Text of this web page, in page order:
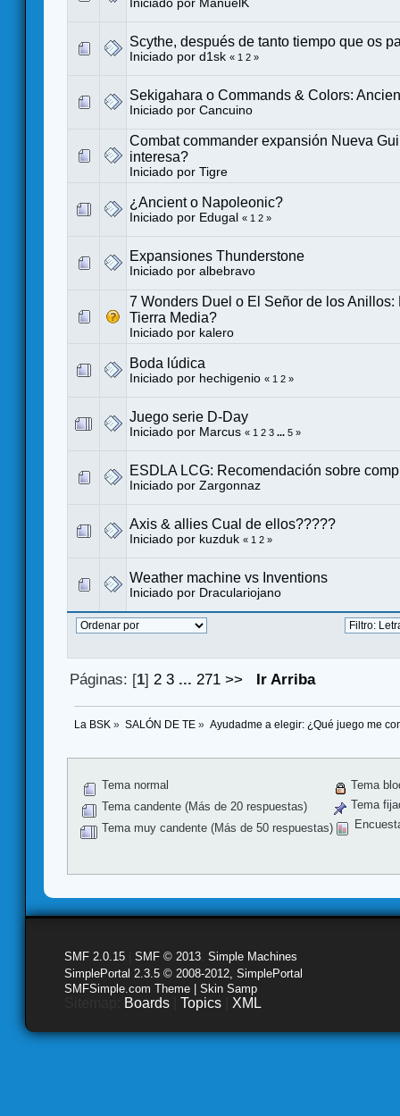
Iniciado por ManuelK
Scythe, después de tanto tiempo que os
Iniciado por d1sk « 1 2 »
Sekigahara o Commands & Colors:
Iniciado por Cancuino
Combat commander expansión Nueva
interesa?
Iniciado por Tigre
¿Ancient o Napoleonic?
Iniciado por Edugal « 1 2 »
Expansiones Thunderstone
Iniciado por albebravo
7 Wonders Duel o El Señor de los Anillos:
Tierra Media?
Iniciado por kalero
Boda lúdica
Iniciado por hechigenio « 1 2 »
Juego serie D-Day
Iniciado por Marcus « 1 2 3 ... 5 »
ESDLA LCG: Recomendación sobre
Iniciado por Zargonnaz
Axis & allies Cual de ellos?????
Iniciado por kuzduk « 1 2 »
Weather machine vs Inventions
Iniciado por Draculariojano
Páginas: [1] 2 3 ... 271 >> Ir Arriba
La BSK » SALÓN DE TE» Ayudadme a elegir: ¿Qué juego me
Tema normal
Tema candente (Más de 20 respuestas)
Tema muy candente (Más de 50 respuestas)
Tema
Tema
SMF 2.0.15 SMF © 2013 Simple Machines
SimplePortal 2.3.5 © 2008-2012, SimplePortal
SMFSimple.com Theme | Skin Samp
Boards Topics XML